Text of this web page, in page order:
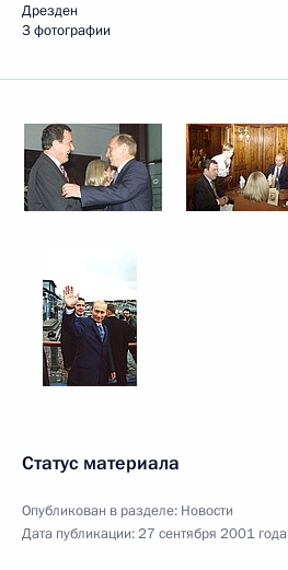
Дрезден
3 фотографии
Статус материала
Опубликован в разделе: Новости
Дата публикации:27 сентября 2001